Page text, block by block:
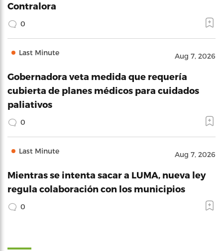
Contralora
0
Last Minute Aug 7, 2026
Gobernadora veta medida que requería
cubierta de planes médicos para cuidados
paliativos
0
Last Minute Aug 7, 2026
Mientras se intenta sacar a LUMA, nueva ley
regula colaboración con los municipios
0